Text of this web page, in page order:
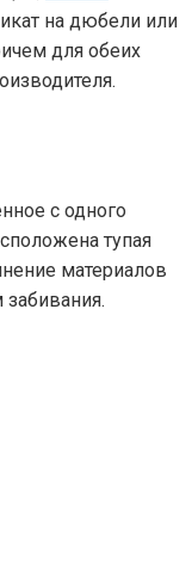
на дюбели или
для обеих
с одного
тупая
материалов